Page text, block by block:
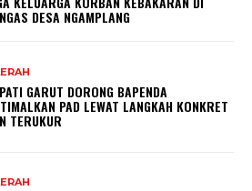
DESA NGAMPLANG
GARUT DORONG BAPENDA
PAD LEWAT LANGKAH KONKRET
TERUKUR